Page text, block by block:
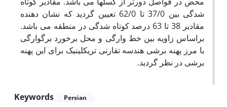
شدگی بین 37/0 تا 62/0 تعیین گردید که نشان دهنده
مقادیر 38 تا 63 درصد کوتاه شدگی در منطقه می باشد.
براساس زاویه بین خط وارگی و محل برخورد برگوارگی
با مرز پهنه برشی هندسه تقارنی تریکلینیک برای این پهنه
برشی در نظر گردید.
Keywords Persian